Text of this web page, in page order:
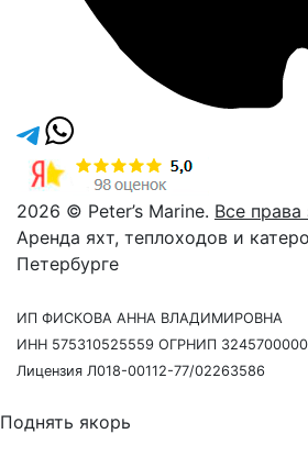
2026 © Peter’s Marine. Все
Аренда яхт, теплоходов и
Петербурге
ИП ФИСКОВА АННА ВЛАДИМИРОВНА
ИНН 575310525559 ОГРНИП
Лицензия Л018-00112-77/02263586
Поднять якорь